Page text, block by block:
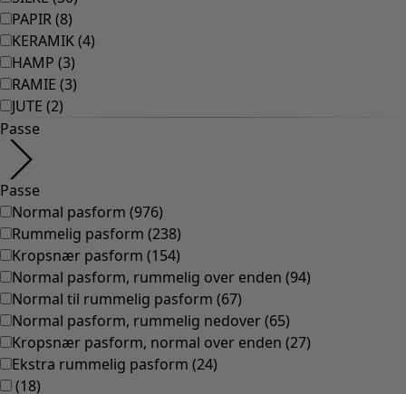
Rum
Badeværelse
Indretning
Spisehjørnet
Shop stilen